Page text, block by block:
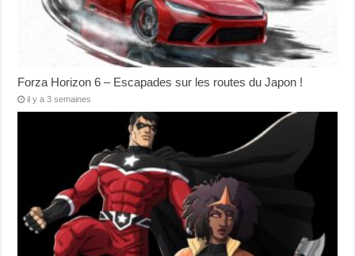
Forza Horizon 6 – Escapades sur les routes du Japon !
il y a 3 semaines